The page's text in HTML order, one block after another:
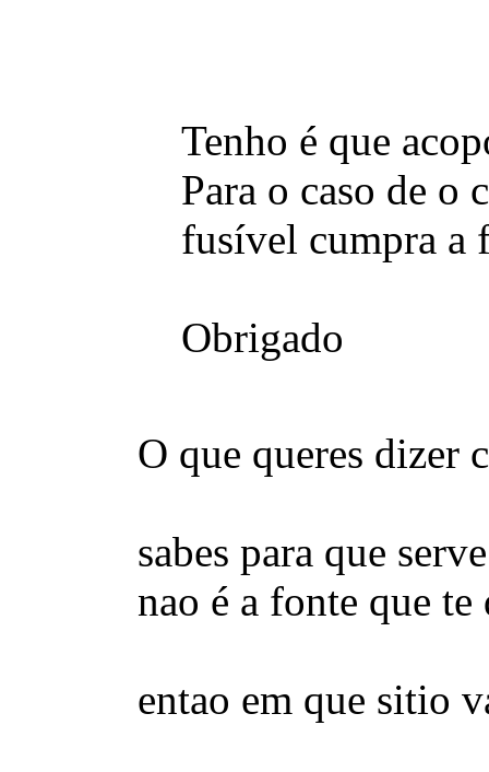
Tenho é que
Para o caso de o
fusível cumpra a
Obrigado
O que queres dizer
sabes para que
nao é a fonte que te
entao em que sitio